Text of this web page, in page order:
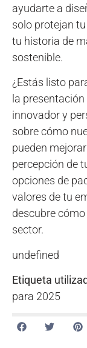
ayudarte a
solo protejan
tu historia de
sostenible.
¿Estás listo
la
innovador y
sobre cómo
pueden
percepción de
opciones de
valores de tu
descubre
sector.
undefined
Etiqueta
para 2025